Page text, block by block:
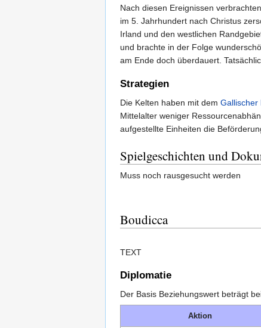
Nach diesen Ereignissen
im 5. Jahrhundert nach Christus
Irland und den westlichen
und brachte in der Folge
am Ende doch überdauert.
Strategien
Die Kelten haben mit dem Gallischer
Mittelalter weniger
aufgestellte Einheiten die
Spielgeschichten und
Muss noch rausgesucht werden
Boudicca
TEXT
Diplomatie
Der Basis Beziehungswert beträgt
Aktion